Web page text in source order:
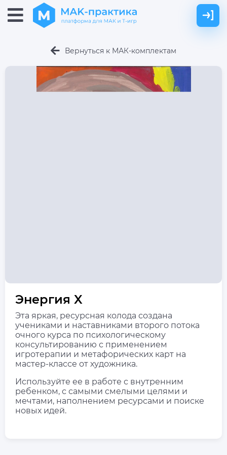
Вернуться к МАК-комплектам
Энергия X
Эта яркая, ресурсная колода создана
учениками и наставниками второго потока
очного курса по психологическому
консультированию с применением
игротерапии и метафорических карт на
мастер-классе от художника.
Используйте ее в работе с внутренним
ребенком, с самыми смелыми целями и
мечтами, наполнением ресурсами и поиске
новых идей.